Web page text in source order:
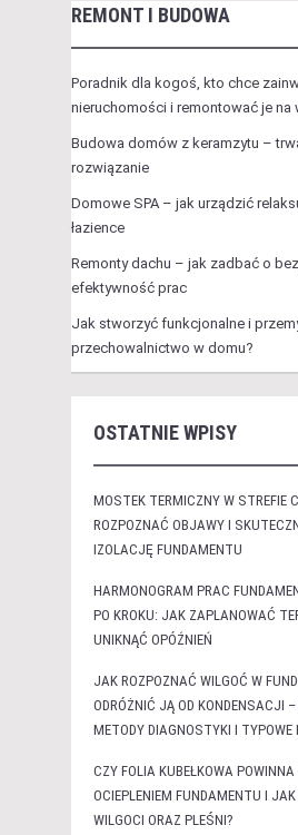
REMONT I BUDOWA
Poradnik dla kogoś, kto chce
nieruchomości i remontować je na
Budowa domów z keramzytu –
rozwiązanie
Domowe SPA – jak urządzić
łazience
Remonty dachu – jak zadbać o
efektywność prac
Jak stworzyć funkcjonalne i
przechowalnictwo w domu?
OSTATNIE WPISY
MOSTEK TERMICZNY W STREFIE
ROZPOZNAĆ OBJAWY I
IZOLACJĘ FUNDAMENTU
HARMONOGRAM PRAC
PO KROKU: JAK ZAPLANOWAĆ
UNIKNĄĆ OPÓŹNIEŃ
JAK ROZPOZNAĆ WILGOĆ W
ODRÓŻNIĆ JĄ OD KONDENSACJI
METODY DIAGNOSTYKI I TYPOWE
CZY FOLIA KUBEŁKOWA
OCIEPLENIEM FUNDAMENTU I
WILGOCI ORAZ PLEŚNI?